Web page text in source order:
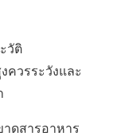
วัติ
ควรระวังและ
ดสารอาหาร